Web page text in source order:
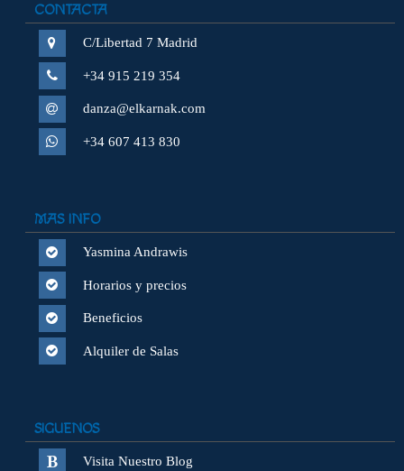
CONTACTA
C/Libertad 7 Madrid
+34 915 219 354
danza@elkarnak.com
+34 607 413 830
MAS INFO
Yasmina Andrawis
Horarios y precios
Beneficios
Alquiler de Salas
SIGUENOS
Visita Nuestro Blog